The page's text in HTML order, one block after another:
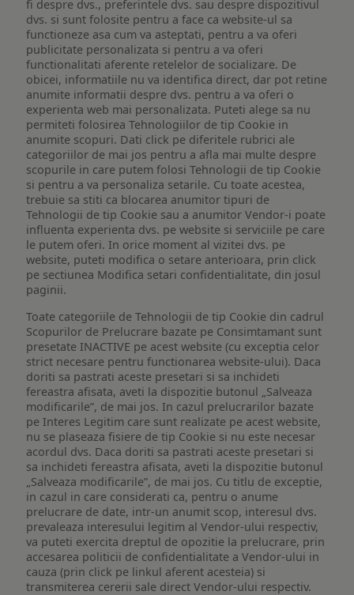
fi despre dvs., preferintele dvs. sau despre dispozitivul
dvs. si sunt folosite pentru a face ca website-ul sa
functioneze asa cum va asteptati, pentru a va oferi
publicitate personalizata si pentru a va oferi
functionalitati aferente retelelor de socializare. De
obicei, informatiile nu va identifica direct, dar pot retine
anumite informatii despre dvs. pentru a va oferi o
experienta web mai personalizata. Puteti alege sa nu
permiteti folosirea Tehnologiilor de tip Cookie in
anumite scopuri. Dati click pe diferitele rubrici ale
categoriilor de mai jos pentru a afla mai multe despre
scopurile in care putem folosi Tehnologii de tip Cookie
si pentru a va personaliza setarile. Cu toate acestea,
trebuie sa stiti ca blocarea anumitor tipuri de
Tehnologii de tip Cookie sau a anumitor Vendor-i poate
influenta experienta dvs. pe website si serviciile pe care
le putem oferi. In orice moment al vizitei dvs. pe
website, puteti modifica o setare anterioara, prin click
pe sectiunea Modifica setari confidentialitate, din josul
paginii.
Toate categoriile de Tehnologii de tip Cookie din cadrul
Scopurilor de Prelucrare bazate pe Consimtamant sunt
presetate INACTIVE pe acest website (cu exceptia celor
strict necesare pentru functionarea website-ului). Daca
doriti sa pastrati aceste presetari si sa inchideti
fereastra afisata, aveti la dispozitie butonul „Salveaza
modificarile”, de mai jos. In cazul prelucrarilor bazate
pe Interes Legitim care sunt realizate pe acest website,
nu se plaseaza fisiere de tip Cookie si nu este necesar
acordul dvs. Daca doriti sa pastrati aceste presetari si
sa inchideti fereastra afisata, aveti la dispozitie butonul
„Salveaza modificarile”, de mai jos. Cu titlu de exceptie,
in cazul in care considerati ca, pentru o anume
prelucrare de date, intr-un anumit scop, interesul dvs.
prevaleaza interesului legitim al Vendor-ului respectiv,
va puteti exercita dreptul de opozitie la prelucrare, prin
accesarea politicii de confidentialitate a Vendor-ului in
cauza (prin click pe linkul aferent acesteia) si
transmiterea cererii sale direct Vendor-ului respectiv.